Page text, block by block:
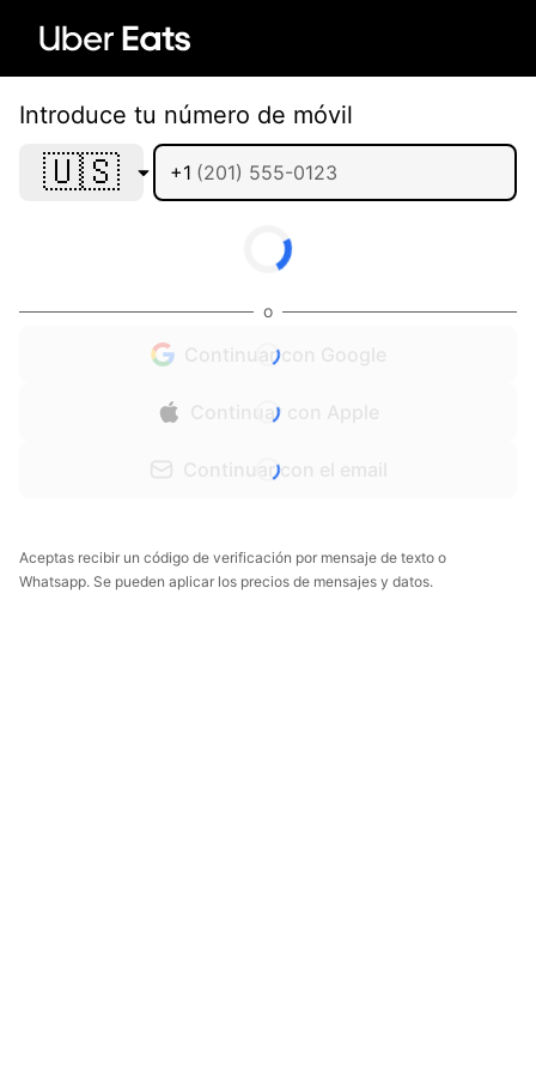
Introduce tu número de móvil
🇺🇸 +1
o
Continuar con Google
Continuar con Apple
Continuar con el email
Aceptas recibir un código de verificación por mensaje de texto o
Whatsapp. Se pueden aplicar los precios de mensajes y datos.